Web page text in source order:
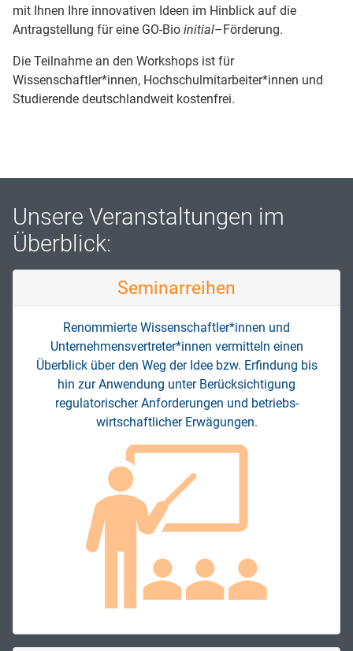
mit Ihnen Ihre innovativen Ideen im Hinblick auf die
Antragstellung für eine GO-Bio initial–Förderung.
Die Teilnahme an den Workshops ist für
Wissenschaftler*innen, Hochschulmitarbeiter*innen und
Studierende deutschlandweit kostenfrei.
Unsere Veranstaltungen im
Überblick:
Seminar­reihen
Renommierte Wissenschaftler*innen und
Unternehmens­vertreter*innen vermitteln einen
Überblick über den Weg der Idee bzw. Erfindung bis
hin zur Anwendung unter Berücksichtigung
regulatorischer Anforderungen und betriebs­
wirtschaftlicher Erwägungen.